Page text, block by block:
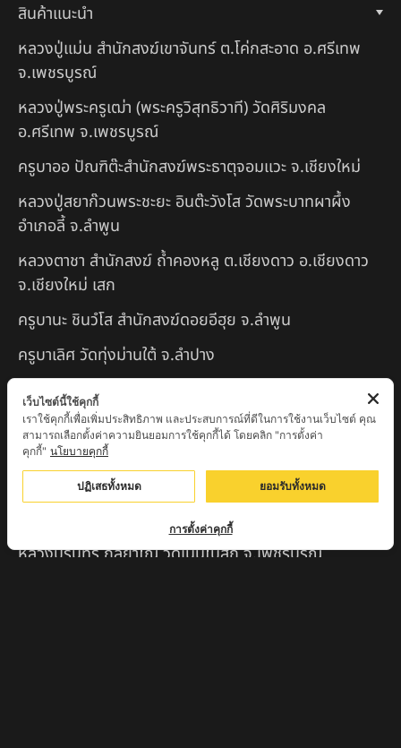
สินค้าแนะนำ
หลวงปู่แม่น สำนักสงฆ์เขาจันทร์ ต.โค่กสะอาด อ.ศรีเทพ
จ.เพชรบูรณ์
หลวงปู่พระครูเฒ่า (พระครูวิสุทธิวาที) วัดศิริมงคล
อ.ศรีเทพ จ.เพชรบูรณ์
ครูบาออ ปัณฑิต๊ะสำนักสงฆ์พระธาตุจอมแวะ จ.เชียงใหม่
หลวงปู่สยาก๊วนพระชะยะ อินต๊ะวังโส วัดพระบาทผาผึ้ง
อำเภอลี้ จ.ลำพูน
หลวงตาชา สำนักสงฆ์ ถ้ำคองหลู ต.เชียงดาว อ.เชียงดาว
จ.เชียงใหม่ เสก
ครูบานะ ชินวํโส สำนักสงฆ์ดอยอีฮุย จ.ลำพูน
ครูบาเลิศ วัดทุ่งม่านใต้ จ.ลำปาง
หลวงปู่หนู นรินโท วัดวังท่าดี จ.เพชรบูรณ์
ครูบาทอง วัดก้อท่า จ.ลำพูน
ครูบาตุ๊เจ้าปู่หว่าหลิ่ง วิระทะโย วัดเวฬุวัน อ.เชียงดาว
จ.เชียงใหม่
ครูบาศรี สุจิตโต บ้านสบก๋ง จ.ลำปาง
หลวงปู่รินทร์ กลฺยาโณ วัดเนินโบสถ์ จ.เพชรบูรณ์
เว็บไซต์นี้ใช้คุกกี้
เราใช้คุกกี้เพื่อเพิ่มประสิทธิภาพ และประสบการณ์ที่ดีในการใช้งานเว็บไซต์ คุณ
สามารถเลือกตั้งค่าความยินยอมการใช้คุกกี้ได้ โดยคลิก "การตั้งค่า
คุกกี้" นโยบายคุกกี้
ปฏิเสธทั้งหมด ยอมรับทั้งหมด
การตั้งค่าคุกกี้